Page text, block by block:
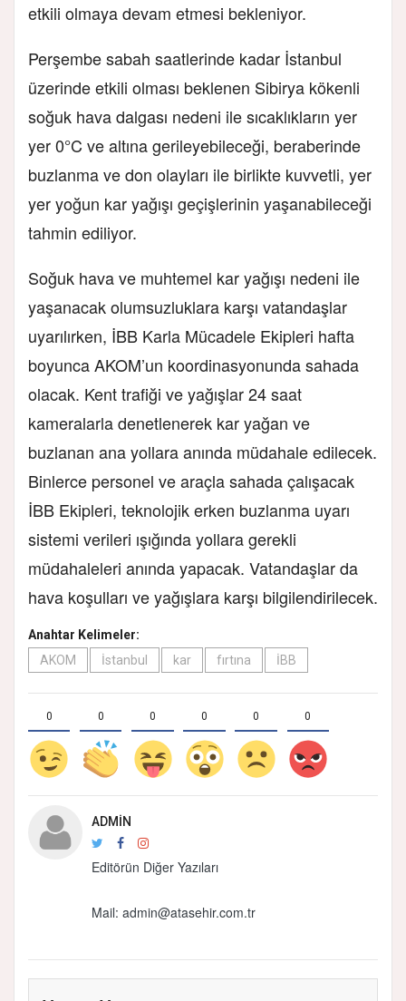
etkili olmaya devam etmesi bekleniyor.
Perşembe sabah saatlerinde kadar İstanbul
üzerinde etkili olması beklenen Sibirya kökenli
soğuk hava dalgası nedeni ile sıcaklıkların yer
yer 0°C ve altına gerileyebileceği, beraberinde
buzlanma ve don olayları ile birlikte kuvvetli, yer
yer yoğun kar yağışı geçişlerinin yaşanabileceği
tahmin ediliyor.
Soğuk hava ve muhtemel kar yağışı nedeni ile
yaşanacak olumsuzluklara karşı vatandaşlar
uyarılırken, İBB Karla Mücadele Ekipleri hafta
boyunca AKOM’un koordinasyonunda sahada
olacak. Kent trafiği ve yağışlar 24 saat
kameralarla denetlenerek kar yağan ve
buzlanan ana yollara anında müdahale edilecek.
Binlerce personel ve araçla sahada çalışacak
İBB Ekipleri, teknolojik erken buzlanma uyarı
sistemi verileri ışığında yollara gerekli
müdahaleleri anında yapacak. Vatandaşlar da
hava koşulları ve yağışlara karşı bilgilendirilecek.
Anahtar Kelimeler:
AKOM
İstanbul kar fırtına İBB
0 0 0 0 0 0
ADMIN
Editörün Diğer Yazıları
Mail: admin@atasehir.com.tr